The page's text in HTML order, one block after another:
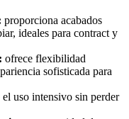
proporciona acabados
ideales para contract y
ofrece flexibilidad
sofisticada para
el uso intensivo sin perder